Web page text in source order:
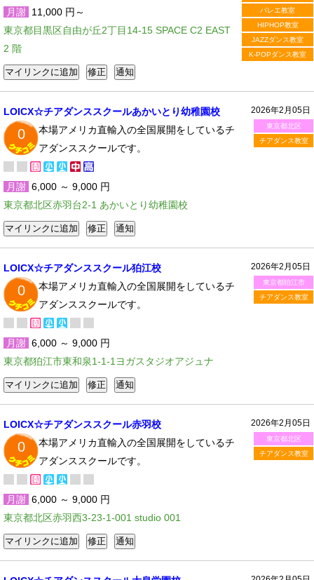
バレエ教室
HIPHOP教室
JAZZダンス教室
K-POPダンス教室
月謝 11,000 円～
東京都目黒区自由が丘2丁目14-15 SPACE C2 EAST
2 階
2026年2月05日
東京都北区
チアダンス教室
LOICX☆チアダンススクールあかいとり幼稚園校
0
本場アメリカ直輸入の全国展開をしているチ
アダンススクールです。
月謝 6,000 ～ 9,000 円
東京都北区赤羽台2-1 あかいとり幼稚園校
2026年2月05日
東京都狛江市
チアダンス教室
LOICX☆チアダンススクール狛江校
0
本場アメリカ直輸入の全国展開をしているチ
アダンススクールです。
月謝 6,000 ～ 9,000 円
東京都狛江市東和泉1-1-1ヨガスタジオアジュナ
2026年2月05日
東京都北区
チアダンス教室
LOICX☆チアダンススクール赤羽校
0
本場アメリカ直輸入の全国展開をしているチ
アダンススクールです。
月謝 6,000 ～ 9,000 円
東京都北区赤羽西3-23-1-001 studio 001